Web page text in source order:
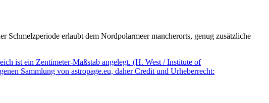
Schmelzperiode erlaubt dem Nordpolarmeer mancherorts, genug zusätzliche